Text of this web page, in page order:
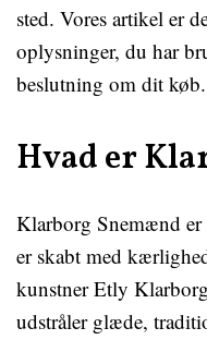
sted. Vores artikel er
oplysninger, du har
beslutning om dit køb.
Hvad er
Klarborg Snemænd er
er skabt med
kunstner Etly
udstråler glæde,